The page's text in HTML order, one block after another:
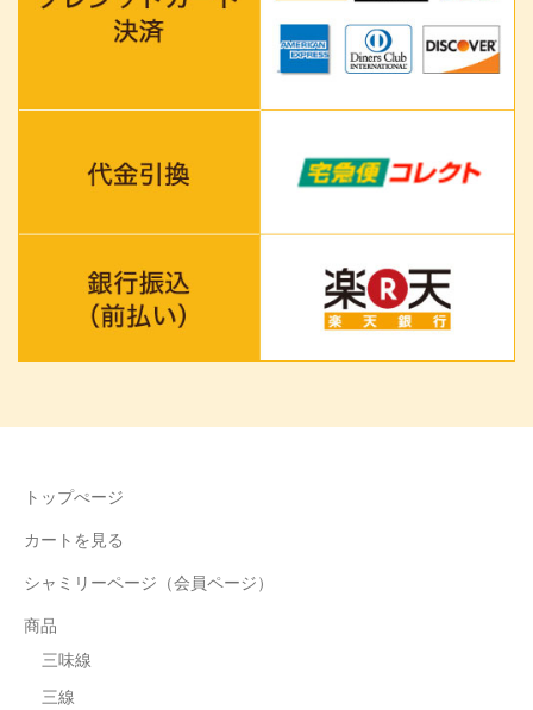
トップぺージ
カートを見る
シャミリーページ（会員ページ）
商品
三味線
三線